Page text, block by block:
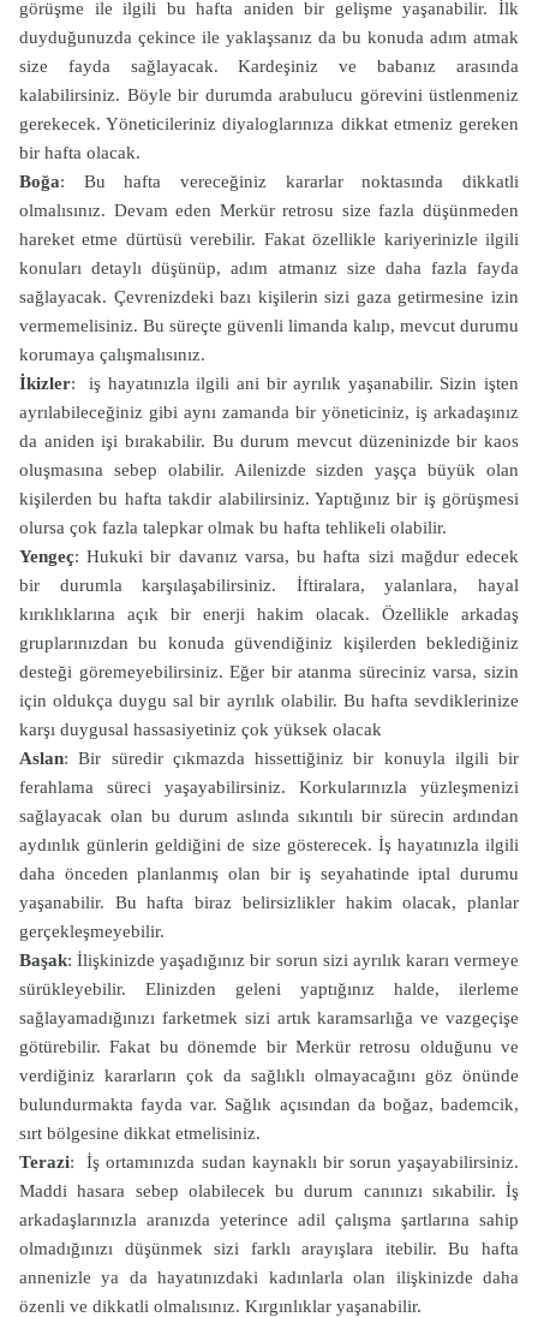
görüşme ile ilgili bu hafta aniden bir gelişme yaşanabilir. İlk
duyduğunuzda çekince ile yaklaşsanız da bu konuda adım atmak
size fayda sağlayacak. Kardeşiniz ve babanız arasında
kalabilirsiniz. Böyle bir durumda arabulucu görevini üstlenmeniz
gerekecek. Yöneticileriniz diyaloglarınıza dikkat etmeniz gereken
bir hafta olacak.
Boğa: Bu hafta vereceğiniz kararlar noktasında dikkatli
olmalısınız. Devam eden Merkür retrosu size fazla düşünmeden
hareket etme dürtüsü verebilir. Fakat özellikle kariyerinizle ilgili
konuları detaylı düşünüp, adım atmanız size daha fazla fayda
sağlayacak. Çevrenizdeki bazı kişilerin sizi gaza getirmesine izin
vermemelisiniz. Bu süreçte güvenli limanda kalıp, mevcut durumu
korumaya çalışmalısınız.
İkizler: iş hayatınızla ilgili ani bir ayrılık yaşanabilir. Sizin işten
ayrılabileceğiniz gibi aynı zamanda bir yöneticiniz, iş arkadaşınız
da aniden işi bırakabilir. Bu durum mevcut düzeninizde bir kaos
oluşmasına sebep olabilir. Ailenizde sizden yaşça büyük olan
kişilerden bu hafta takdir alabilirsiniz. Yaptığınız bir iş görüşmesi
olursa çok fazla talepkar olmak bu hafta tehlikeli olabilir.
Yengeç: Hukuki bir davanız varsa, bu hafta sizi mağdur edecek
bir durumla karşılaşabilirsiniz. İftiralara, yalanlara, hayal
kırıklıklarına açık bir enerji hakim olacak. Özellikle arkadaş
gruplarınızdan bu konuda güvendiğiniz kişilerden beklediğiniz
desteği göremeyebilirsiniz. Eğer bir atanma süreciniz varsa, sizin
için oldukça duygu sal bir ayrılık olabilir. Bu hafta sevdiklerinize
karşı duygusal hassasiyetiniz çok yüksek olacak
Aslan: Bir süredir çıkmazda hissettiğiniz bir konuyla ilgili bir
ferahlama süreci yaşayabilirsiniz. Korkularınızla yüzleşmenizi
sağlayacak olan bu durum aslında sıkıntılı bir sürecin ardından
aydınlık günlerin geldiğini de size gösterecek. İş hayatınızla ilgili
daha önceden planlanmış olan bir iş seyahatinde iptal durumu
yaşanabilir. Bu hafta biraz belirsizlikler hakim olacak, planlar
gerçekleşmeyebilir.
Başak: İlişkinizde yaşadığınız bir sorun sizi ayrılık kararı vermeye
sürükleyebilir. Elinizden geleni yaptığınız halde, ilerleme
sağlayamadığınızı farketmek sizi artık karamsarlığa ve vazgeçişe
götürebilir. Fakat bu dönemde bir Merkür retrosu olduğunu ve
verdiğiniz kararların çok da sağlıklı olmayacağını göz önünde
bulundurmakta fayda var. Sağlık açısından da boğaz, bademcik,
sırt bölgesine dikkat etmelisiniz.
Terazi: İş ortamınızda sudan kaynaklı bir sorun yaşayabilirsiniz.
Maddi hasara sebep olabilecek bu durum canınızı sıkabilir. İş
arkadaşlarınızla aranızda yeterince adil çalışma şartlarına sahip
olmadığınızı düşünmek sizi farklı arayışlara itebilir. Bu hafta
annenizle ya da hayatınızdaki kadınlarla olan ilişkinizde daha
özenli ve dikkatli olmalısınız. Kırgınlıklar yaşanabilir.